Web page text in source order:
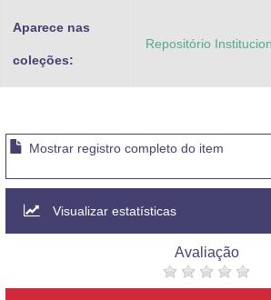
Aparece nas
coleções:
Repositório
Mostrar registro completo do item
Visualizar estatísticas
Avaliação